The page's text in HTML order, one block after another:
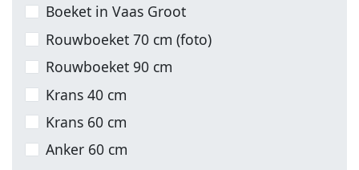
Boeket in Vaas Groot
Rouwboeket 70 cm (foto)
Rouwboeket 90 cm
Krans 40 cm
Krans 60 cm
Anker 60 cm